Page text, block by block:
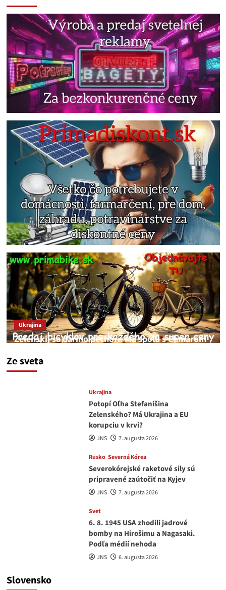
Zo sveta
Ukrajina
Zelenskij sa darmo pechorí. Má spolu s Chmarom
medvedar
Ukrajina
Potopí Oľha Stefanišina
Zelenského? Má Ukrajina a EU
korupciu v krvi?
JNS 7. augusta 2026
Rusko Severná Kórea
Severokórejské raketové sily sú
pripravené zaútočiť na Kyjev
JNS 7. augusta 2026
Svet
6. 8. 1945 USA zhodili jadrové
bomby na Hirošimu a Nagasaki.
Podľa médií nehoda
JNS 6. augusta 2026
Slovensko